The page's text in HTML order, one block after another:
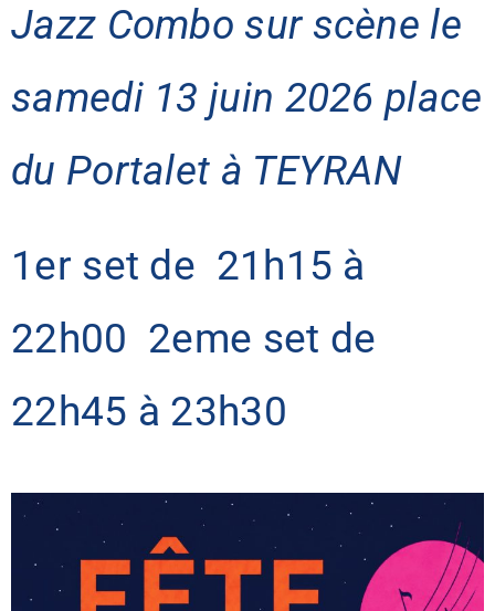
Jazz Combo sur scène le
samedi 13 juin 2026 place
du Portalet à TEYRAN
1er set de 21h15 à
22h00 2eme set de
22h45 à 23h30